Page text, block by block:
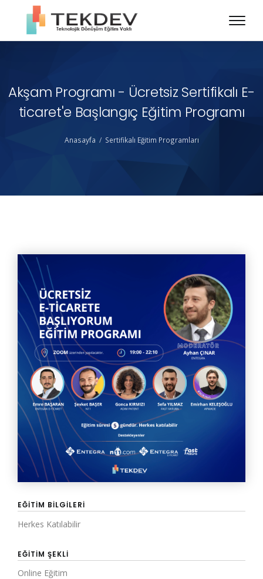
Akşam Programı - Ücretsiz Sertifikalı E-
ticaret'e Başlangıç Eğitim Programı
Anasayfa Sertifikalı Eğitim Programları
EĞITIM BILGILERI
Herkes Katılabilir
EĞITIM ŞEKLI
Online Eğitim